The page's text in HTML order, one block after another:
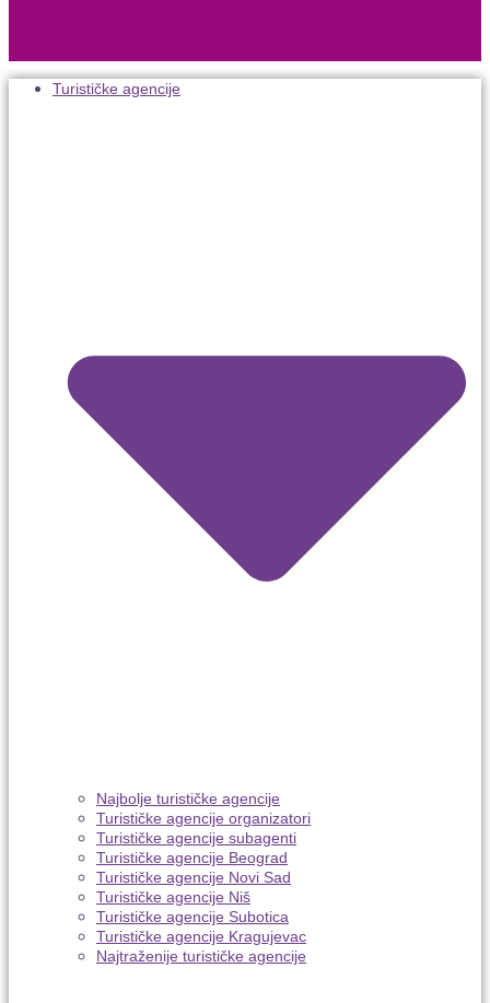
Turističke agencije
Najbolje turističke agencije
Turističke agencije organizatori
Turističke agencije subagenti
Turističke agencije Beograd
Turističke agencije Novi Sad
Turističke agencije Niš
Turističke agencije Subotica
Turističke agencije Kragujevac
Najtraženije turističke agencije